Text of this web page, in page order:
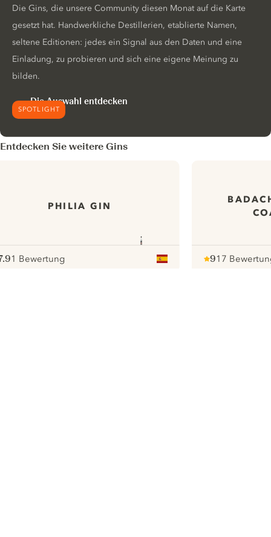
SPOTLIGHT
Die Gins, die unsere Community diesen Monat auf die Karte
gesetzt hat. Handwerkliche Destillerien, etablierte Namen,
seltene Editionen: jedes ein Signal aus den Daten und eine
Einladung, zu probieren und sich eine eigene Meinung zu
bilden.
Die Auswahl entdecken
Entdecken Sie weitere Gins
PHILIA GIN
1 Bewertung
917